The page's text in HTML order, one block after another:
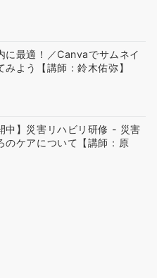
に最適！／Canvaでサムネイ
みよう【講師：鈴木佑弥】
中】災害リハビリ研修 - 災害
のケアについて【講師：原